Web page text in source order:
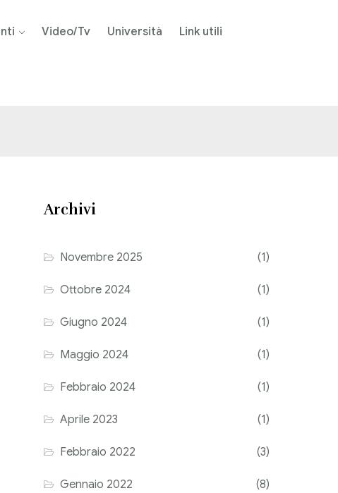
Video/Tv Università Link utili
Archivi
Novembre 2025 (1)
Ottobre 2024 (1)
Giugno 2024 (1)
Maggio 2024 (1)
Febbraio 2024 (1)
Aprile 2023 (1)
Febbraio 2022 (3)
Gennaio 2022 (8)